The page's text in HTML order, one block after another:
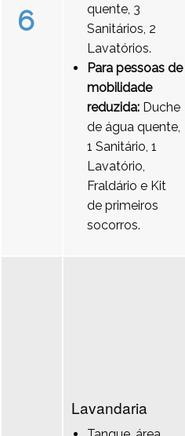
6
quente, 3
Sanitários, 2
Lavatórios.
Para pessoas de
mobilidade
reduzida: Duche
de água quente,
1 Sanitário, 1
Lavatório,
Fraldário e Kit
de primeiros
socorros.
Lavandaria